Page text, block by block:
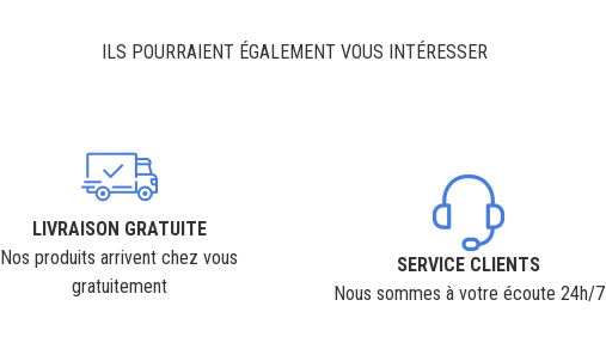
ILS POURRAIENT ÉGALEMENT VOUS INTÉRESSER
LIVRAISON GRATUITE
Nos produits arrivent chez vous
gratuitement
SERVICE CLIENTS
Nous sommes à votre écoute 24h/7